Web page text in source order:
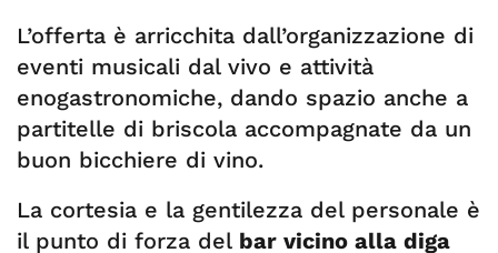
L’offerta è arricchita dall’organizzazione di
eventi musicali dal vivo e attività
enogastronomiche, dando spazio anche a
partitelle di briscola accompagnate da un
buon bicchiere di vino.
La cortesia e la gentilezza del personale è
il punto di forza del bar vicino alla diga